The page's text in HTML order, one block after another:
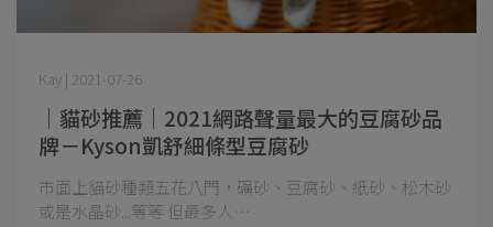
｜貓砂推薦｜2021網路聲量最大的豆腐砂品
牌－Kyson凱舒細條型豆腐砂
Kay | 2021-07-26
市面上貓砂種類五花八門，礦砂、豆腐砂、紙砂、松木砂
或是水晶砂...等等 但最多人⋯